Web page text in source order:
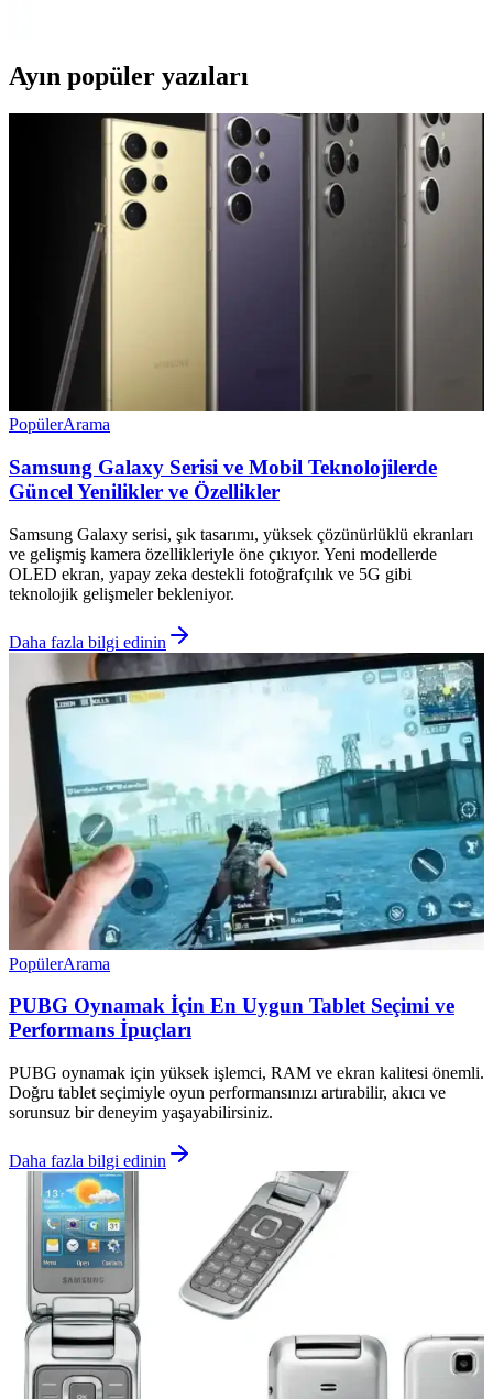
Ayın popüler yazıları
PopülerArama
Samsung Galaxy Serisi ve Mobil Teknolojilerde
Güncel Yenilikler ve Özellikler
Samsung Galaxy serisi, şık tasarımı, yüksek çözünürlüklü ekranları
ve gelişmiş kamera özellikleriyle öne çıkıyor. Yeni modellerde
OLED ekran, yapay zeka destekli fotoğrafçılık ve 5G gibi
teknolojik gelişmeler bekleniyor.
Daha fazla bilgi edinin
PopülerArama
PUBG Oynamak İçin En Uygun Tablet Seçimi ve
Performans İpuçları
PUBG oynamak için yüksek işlemci, RAM ve ekran kalitesi önemli.
Doğru tablet seçimiyle oyun performansınızı artırabilir, akıcı ve
sorunsuz bir deneyim yaşayabilirsiniz.
Daha fazla bilgi edinin